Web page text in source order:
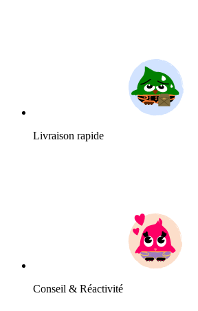
Livraison rapide
Conseil & Réactivité